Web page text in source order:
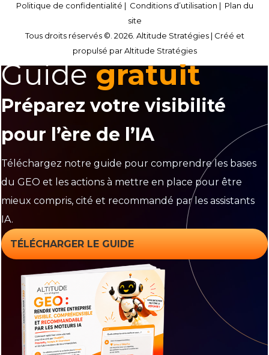
Politique de confidentialité | Conditions d’utilisation | Plan du
site
Tous droits réservés ©. 2026. Altitude Stratégies | Créé et
propulsé par Altitude Stratégies
Guide gratuit
Préparez votre visibilité
pour l’ère de l’IA
Téléchargez notre guide pour comprendre les bases
du GEO et les actions à mettre en place pour être
mieux compris, cité et recommandé par les assistants
IA.
TÉLÉCHARGER LE GUIDE